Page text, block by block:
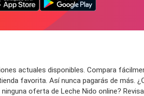
actuales disponibles. Compara
favorita. Así nunca pagarás de más.
oferta de Leche Nido online?